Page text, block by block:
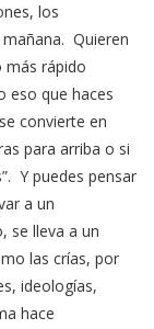
los
Quieren
más rápido
eso que haces
convierte en
para arriba o si
Y puedes pensar
a un
se lleva a un
las crías, por
ideologías,
hace